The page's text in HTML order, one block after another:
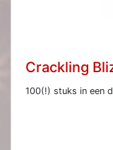
Crackling
100(!) stuks in een